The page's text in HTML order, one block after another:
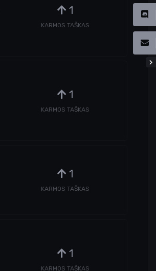
1
KARMOS TAŠKAS
1
KARMOS TAŠKAS
1
KARMOS TAŠKAS
1
KARMOS TAŠKAS